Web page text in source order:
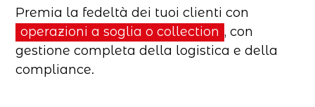
Premia la fedeltà dei tuoi clienti con
operazioni a soglia o collection , con
gestione completa della logistica e della
compliance.